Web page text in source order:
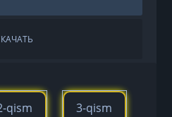
qism 3-qism